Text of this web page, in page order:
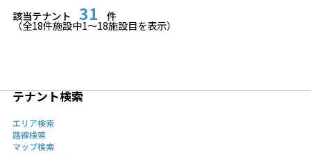
該当テナント 31 件
（全18件施設中1〜18施設目を表示）
テナント検索
エリア検索
路線検索
マップ検索